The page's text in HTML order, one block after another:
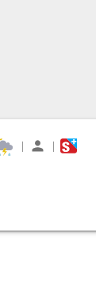
| |